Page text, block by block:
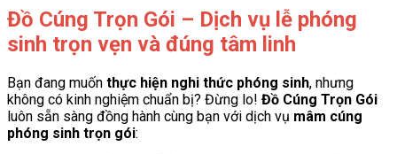
Đồ Cúng Trọn Gói – Dịch vụ lễ phóng
sinh trọn vẹn và đúng tâm linh
Bạn đang muốn thực hiện nghi thức phóng sinh, nhưng
không có kinh nghiệm chuẩn bị? Đừng lo! Đồ Cúng Trọn Gói
luôn sẵn sàng đồng hành cùng bạn với dịch vụ mâm cúng
phóng sinh trọn gói: